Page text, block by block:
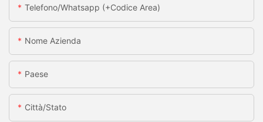
Telefono/whatsapp (+codice Area)
Nome Azienda
Paese
Città/stato